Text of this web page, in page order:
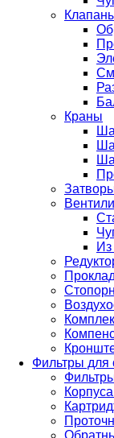
Краны
Вентили
Фильтры для